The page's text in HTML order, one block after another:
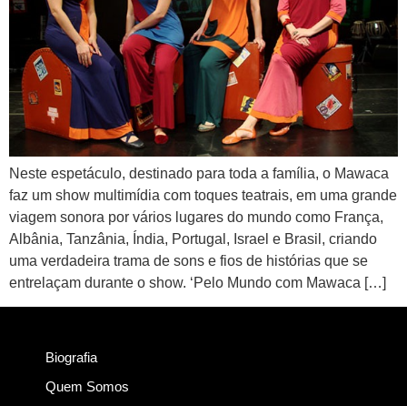
Neste espetáculo, destinado para toda a família, o Mawaca
faz um show multimídia com toques teatrais, em uma grande
viagem sonora por vários lugares do mundo como França,
Albânia, Tanzânia, Índia, Portugal, Israel e Brasil, criando
uma verdadeira trama de sons e fios de histórias que se
entrelaçam durante o show. ‘Pelo Mundo com Mawaca […]
Biografia
Quem Somos